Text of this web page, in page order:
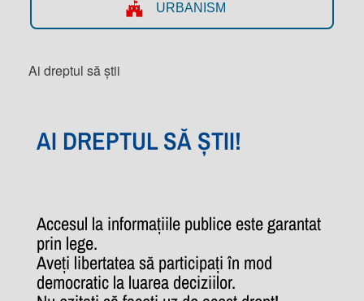
URBANISM
Ai dreptul să știi
AI DREPTUL SĂ ȘTII!
Accesul la informațiile publice este garantat
prin lege.
Aveți libertatea să participați în mod
democratic la luarea deciziilor.